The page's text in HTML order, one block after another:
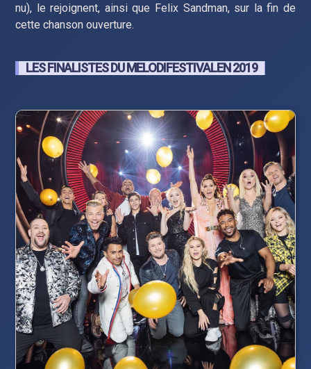
nu), le rejoignent, ainsi que Felix Sandman, sur la fin de
cette chanson ouverture.
LES FINALISTES DU MELODIFESTIVALEN 2019